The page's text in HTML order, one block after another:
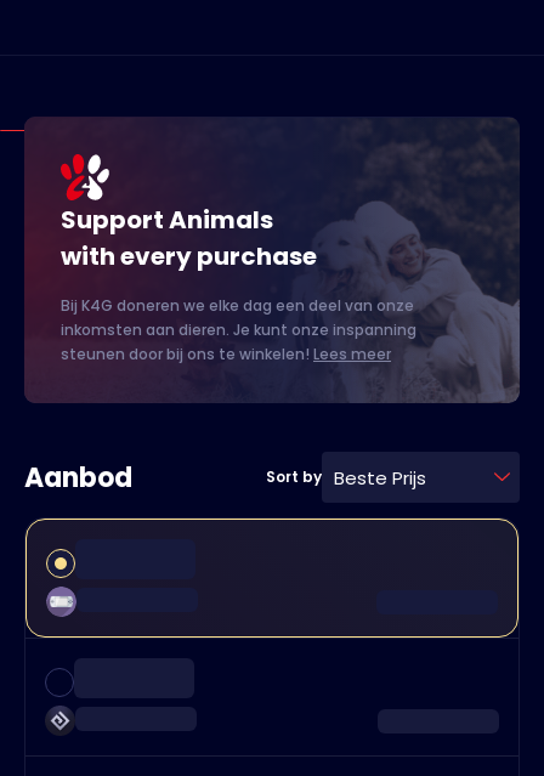
Support Animals
with every purchase
Bij K4G doneren we elke dag een deel van onze
inkomsten aan dieren. Je kunt onze inspanning
steunen door bij ons te winkelen! Lees meer
Aanbod Sort by Beste Prijs